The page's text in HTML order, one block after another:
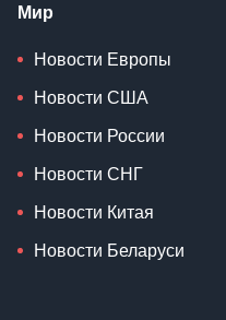
Мир
Новости Европы
Новости США
Новости России
Новости СНГ
Новости Китая
Новости Беларуси